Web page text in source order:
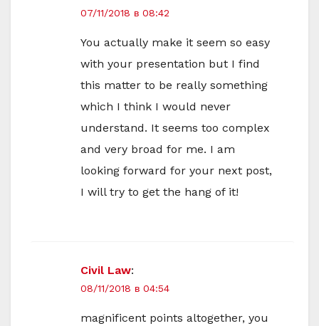
07/11/2018 в 08:42
You actually make it seem so easy
with your presentation but I find
this matter to be really something
which I think I would never
understand. It seems too complex
and very broad for me. I am
looking forward for your next post,
I will try to get the hang of it!
Civil Law:
08/11/2018 в 04:54
magnificent points altogether, you